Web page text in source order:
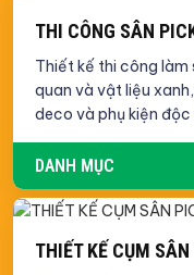
THI CÔNG SÂN
Thiết kế thi công làm
quan và vật liệu
DANH MỤC
THIẾT KẾ CỤM